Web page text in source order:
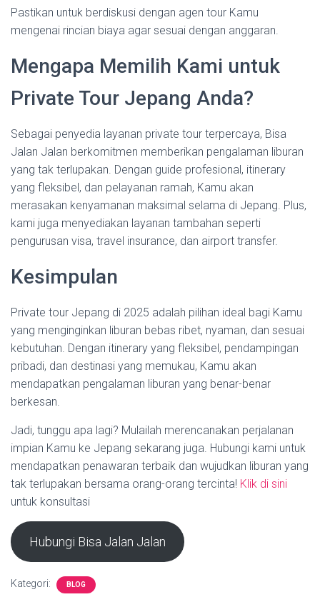
Pastikan untuk berdiskusi dengan agen tour Kamu
mengenai rincian biaya agar sesuai dengan anggaran.
Mengapa Memilih Kami untuk
Private Tour Jepang Anda?
Sebagai penyedia layanan private tour terpercaya, Bisa
Jalan Jalan berkomitmen memberikan pengalaman liburan
yang tak terlupakan. Dengan guide profesional, itinerary
yang fleksibel, dan pelayanan ramah, Kamu akan
merasakan kenyamanan maksimal selama di Jepang. Plus,
kami juga menyediakan layanan tambahan seperti
pengurusan visa, travel insurance, dan airport transfer.
Kesimpulan
Private tour Jepang di 2025 adalah pilihan ideal bagi Kamu
yang menginginkan liburan bebas ribet, nyaman, dan sesuai
kebutuhan. Dengan itinerary yang fleksibel, pendampingan
pribadi, dan destinasi yang memukau, Kamu akan
mendapatkan pengalaman liburan yang benar-benar
berkesan.
Jadi, tunggu apa lagi? Mulailah merencanakan perjalanan
impian Kamu ke Jepang sekarang juga. Hubungi kami untuk
mendapatkan penawaran terbaik dan wujudkan liburan yang
tak terlupakan bersama orang-orang tercinta! Klik di sini
untuk konsultasi
Hubungi Bisa Jalan Jalan
Kategori: BLOG